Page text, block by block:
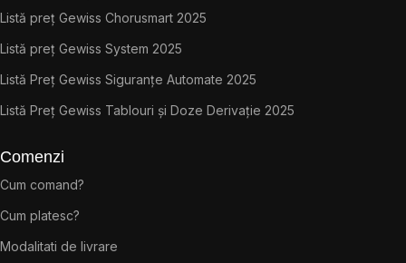
Listă preț Gewiss Chorusmart 2025
Listă preț Gewiss System 2025
Listă Preț Gewiss Siguranțe Automate 2025
Listă Preț Gewiss Tablouri și Doze Derivație 2025
Comenzi
Cum comand?
Cum platesc?
Modalitati de livrare